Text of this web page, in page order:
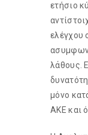
ετήσιο
ελέγχου
λάθους.
μόνο
ΑΚΕ και